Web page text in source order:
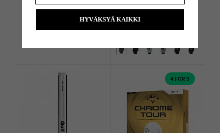
Info Osta Info Osta
4 FOR 3
HYVÄKSYÄ KAIKKI